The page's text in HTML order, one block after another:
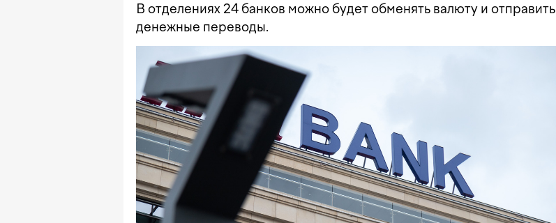
В отделениях 24 банков можно будет обменять валюту и отправить
денежные переводы.